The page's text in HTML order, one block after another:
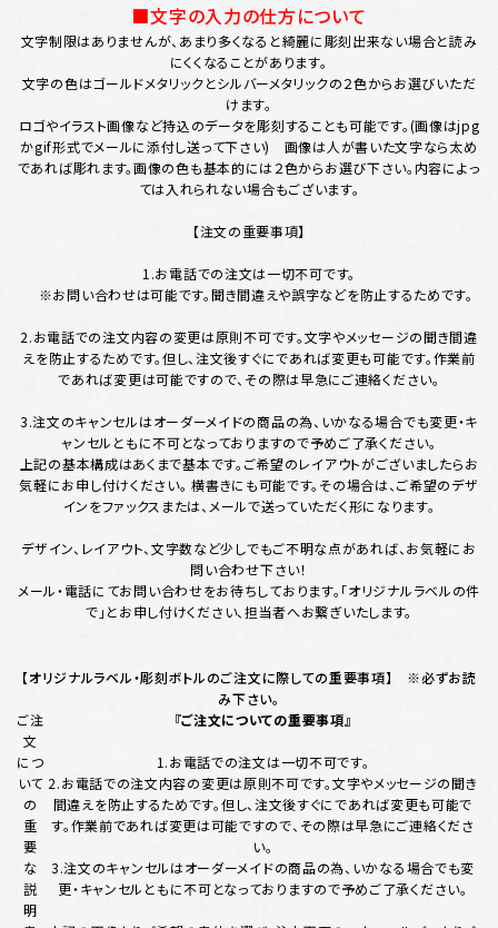
■文字の入力の仕方について
文字制限はありませんが、あまり多くなると綺麗に彫刻出来ない場合と読み
にくくなることがあります。
文字の色はゴールドメタリックとシルバーメタリックの２色からお選びいただ
けます。
ロゴやイラスト画像など持込のデータを彫刻することも可能です。(画像はjpg
かgif形式でメールに添付し送って下さい) 画像は人が書いた文字なら太め
であれば彫れます。画像の色も基本的には２色からお選び下さい。内容によっ
ては入れられない場合もございます。
【注文の重要事項】
1.お電話での注文は一切不可です。
※お問い合わせは可能です。聞き間違えや誤字などを防止するためです。
2.お電話での注文内容の変更は原則不可です。文字やメッセージの聞き間違
えを防止するためです。但し、注文後すぐにであれば変更も可能です。作業前
であれば変更は可能ですので、その際は早急にご連絡ください。
3.注文のキャンセルはオーダーメイドの商品の為、いかなる場合でも変更・キ
ャンセルともに不可となっておりますので予めご了承ください。
上記の基本構成はあくまで基本です。ご希望のレイアウトがございましたらお
気軽にお申し付けください。 横書きにも可能です。その場合は、ご希望のデザ
インをファックスまたは、メールで送っていただく形になります。
デザイン、レイアウト、文字数など少しでもご不明な点があれば、お気軽にお
問い合わせ下さい！
メール・電話にてお問い合わせをお待ちしております。「オリジナルラベルの件
で」とお申し付けください、担当者へお繋ぎいたします。
【オリジナルラベル・彫刻ボトルのご注文に際しての重要事項】 ※必ずお読
み下さい。
ご注
文
につ
いて
の
重
要
な
説
明
『ご注文についての重要事項』
1.お電話での注文は一切不可です。
2.お電話での注文内容の変更は原則不可です。文字やメッセージの聞き
間違えを防止するためです。但し、注文後すぐにであれば変更も可能で
す。作業前であれば変更は可能ですので、その際は早急にご連絡くださ
い。
3.注文のキャンセルはオーダーメイドの商品の為、いかなる場合でも変
更・キャンセルともに不可となっておりますので予めご了承ください。